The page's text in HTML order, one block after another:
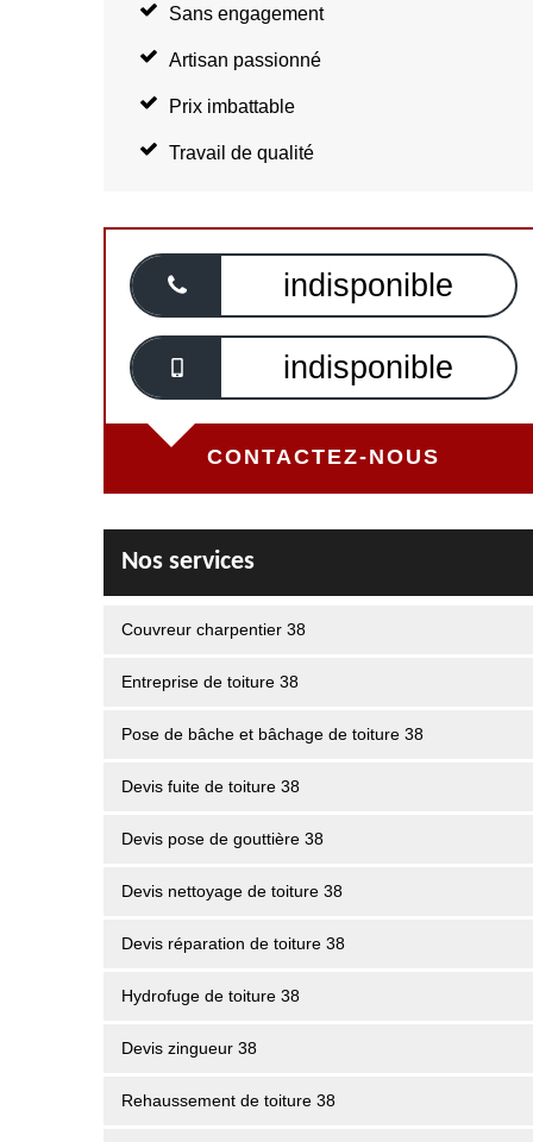
Sans engagement
Artisan passionné
Prix imbattable
Travail de qualité
indisponible
indisponible
CONTACTEZ-NOUS
Nos services
Couvreur charpentier 38
Entreprise de toiture 38
Pose de bâche et bâchage de toiture 38
Devis fuite de toiture 38
Devis pose de gouttière 38
Devis nettoyage de toiture 38
Devis réparation de toiture 38
Hydrofuge de toiture 38
Devis zingueur 38
Rehaussement de toiture 38